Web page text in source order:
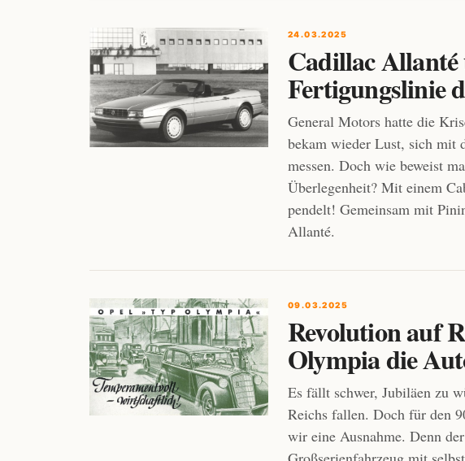
24.03.2025
Cadillac Allanté
Fertigungslinie
General Motors hatte die
bekam wieder Lust, sich mit
messen. Doch wie beweist
Überlegenheit? Mit einem
pendelt! Gemeinsam mit
Allanté.
09.03.2025
Revolution auf
Olympia die
Es fällt schwer, Jubiläen zu
Reichs fallen. Doch für den
wir eine Ausnahme. Denn